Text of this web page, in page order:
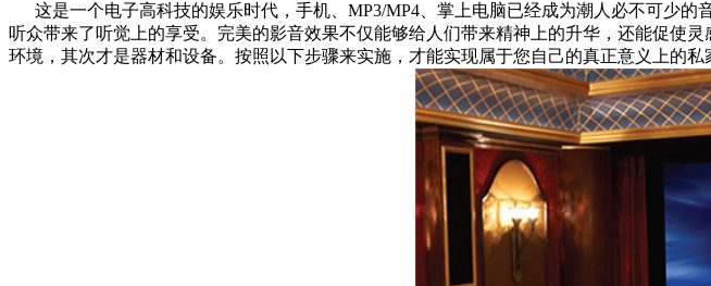
这是一个电子高科技的娱乐时代，手机、MP3/MP4、掌上电脑已经成为潮人必不可少
听众带来了听觉上的享受。完美的影音效果不仅能够给人们带来精神上的升华，还能促使
环境，其次才是器材和设备。按照以下步骤来实施，才能实现属于您自己的真正意义上的私